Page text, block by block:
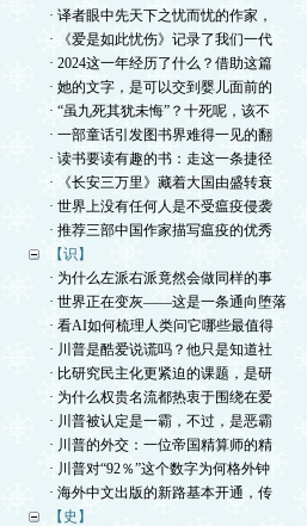
· 译者眼中先天下之忧而忧的作家，
· 《爱是如此忧伤》记录了我们一代
· 2024这一年经历了什么？借助这篇
· 她的文字，是可以交到婴儿面前的
· “虽九死其犹未悔”？十死呢，该不
· 一部童话引发图书界难得一见的翻
· 读书要读有趣的书：走这一条捷径
· 《长安三万里》藏着大国由盛转衰
· 世界上没有任何人是不受瘟疫侵袭
· 推荐三部中国作家描写瘟疫的优秀
【识】
· 为什么左派右派竟然会做同样的事
· 世界正在变灰——这是一条通向堕落
· 看AI如何梳理人类问它哪些最值得
· 川普是酷爱说谎吗？他只是知道社
· 比研究民主化更紧迫的课题，是研
· 为什么权贵名流都热衷于围绕在爱
· 川普被认定是一霸，不过，是恶霸
· 川普的外交：一位帝国精算师的精
· 川普对“92％”这个数字为何格外钟
· 海外中文出版的新路基本开通，传
【史】